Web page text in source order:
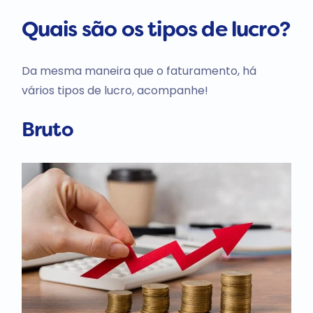
Quais são os tipos de lucro?
Da mesma maneira que o faturamento, há
vários tipos de lucro, acompanhe!
Bruto